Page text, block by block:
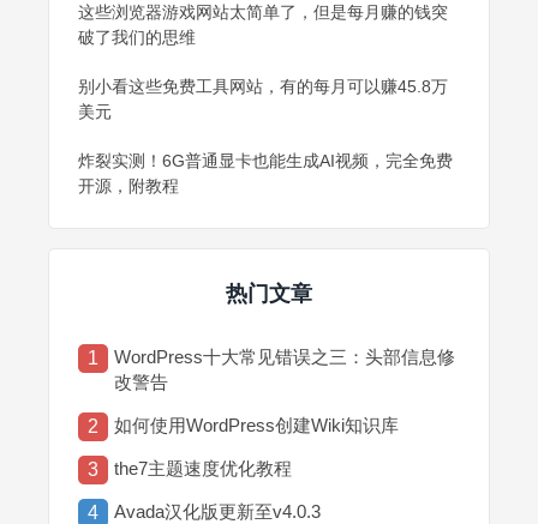
这些浏览器游戏网站太简单了，但是每月赚的钱突
破了我们的思维
别小看这些免费工具网站，有的每月可以赚45.8万
美元
炸裂实测！6G普通显卡也能生成AI视频，完全免费
开源，附教程
热门文章
1
WordPress十大常见错误之三：头部信息修
改警告
2 如何使用WordPress创建Wiki知识库
3 the7主题速度优化教程
4 Avada汉化版更新至v4.0.3